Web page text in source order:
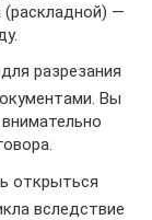
—
разрезания
Вы
открыться
вследствие